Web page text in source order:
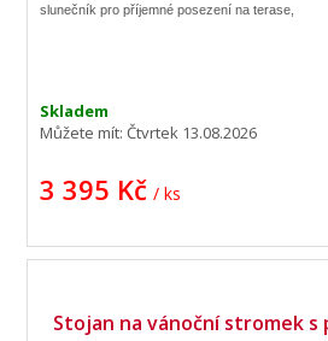
Skladem
Můžete mít:Čtvrtek 13.08.2026
3 395 Kč / ks
slunečník pro příjemné posezení na terase,
Stojan na vánoční stromek s